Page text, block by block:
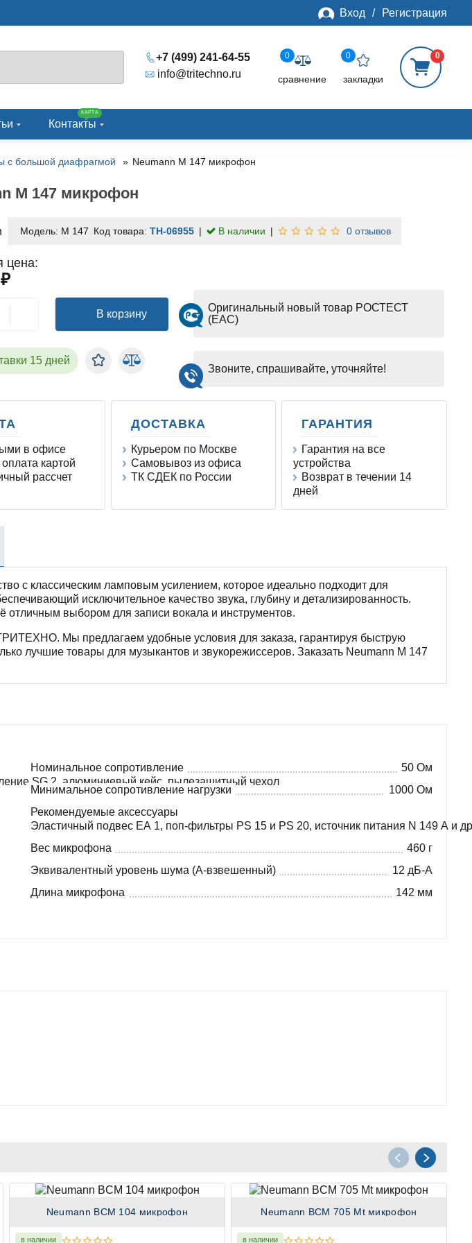
Вход / Регистрация
+7 (499) 241-64-55
info@tritechno.ru
0
сравнение
0
закладки
0
КАРТА
Контакты
с большой диафрагмой Neumann M 147 микрофон
M 147 микрофон
Модель: M 147 Код товара: TH-06955 В наличии 0 отзывов
цена:
В корзину
15 дней
Оригинальный новый товар РОСТЕСТ
(EAC)
Звоните, спрашивайте, уточняйте!
в офисе
картой
рассчет
ДОСТАВКА
Курьером по Москве
Самовывоз из офиса
ТК СДЕК по России
ГАРАНТИЯ
Гарантия на все
устройства
Возврат в течении 14
дней
с классическим ламповым усилением, которое идеально подходит для
исключительное качество звука, глубину и детализированность.
отличным выбором для записи вокала и инструментов.
Мы предлагаем удобные условия для заказа, гарантируя быструю
лучшие товары для музыкантов и звукорежиссеров. Заказать Neumann M 147
SG 2, алюминиевый кейс, пылезащитный чехол
Номинальное сопротивление
50 Ом
Минимальное сопротивление нагрузки
1000 Ом
Рекомендуемые аксессуары
Эластичный подвес EA 1, поп-фильтры PS 15 и PS 20, источник питания N 149 A и
Вес микрофона
460 г
Эквивалентный уровень шума (А-взвешенный)
12 дБ-A
Длина микрофона
142 мм
Neumann BCM 104 микрофон
в наличии
Neumann BCM 705 Mt микрофон
в наличии